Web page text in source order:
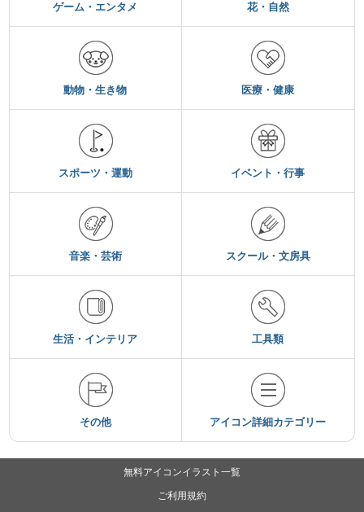
ゲーム・エンタメ 花・自然
動物・生き物 医療・健康
スポーツ・運動 イベント・行事
音楽・芸術 スクール・文房具
生活・インテリア 工具類
その他 アイコン詳細カテゴリー
無料アイコンイラスト一覧
ご利用規約